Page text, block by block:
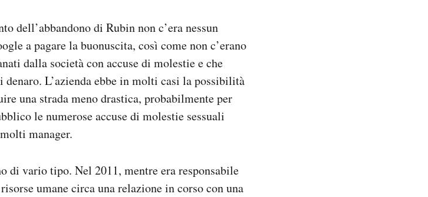
dell’abbandono di Rubin non c’era nessun
a pagare la buonuscita, così come non c’erano
dalla società con accuse di molestie e che
L’azienda ebbe in molti casi la possibilità
una strada meno drastica, probabilmente per
le numerose accuse di molestie sessuali
manager.
di vario tipo. Nel 2011, mentre era responsabile
umane circa una relazione in corso con una